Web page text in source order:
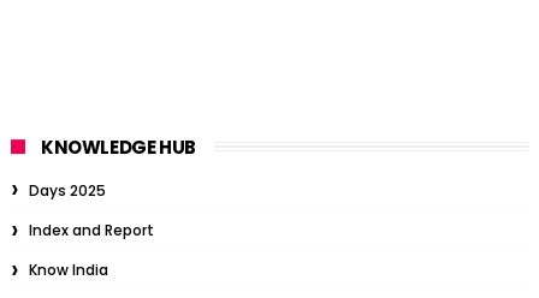
KNOWLEDGE HUB
Days 2025
Index and Report
Know India